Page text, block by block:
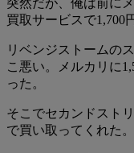
買取サービスで1,700
リベンジストームの
こ悪い。メルカリに
った。
そこでセカンドスト
で買い取ってくれた。